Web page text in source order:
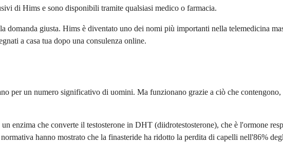
di Hims e sono disponibili tramite qualsiasi medico o farmacia.
domanda giusta. Hims è diventato uno dei nomi più importanti nella telemedicina
a casa tua dopo una consulenza online.
per un numero significativo di uomini. Ma funzionano grazie a ciò che
enzima che converte il testosterone in DHT (diidrotestosterone), che è l'ormone
hanno mostrato che la finasteride ha ridotto la perdita di capelli nell'86%